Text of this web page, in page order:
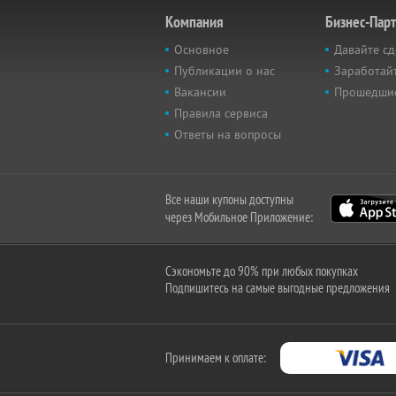
Компания
Основное
Публикации о нас
Вакансии
Правила сервиса
Ответы на вопросы
Бизнес-
Давайте
Все наши купоны доступны
через Мобильное Приложение:
Сэкономьте до 90% при любых покупках
Подпишитесь на самые выгодные предложения
Принимаем к оплате: